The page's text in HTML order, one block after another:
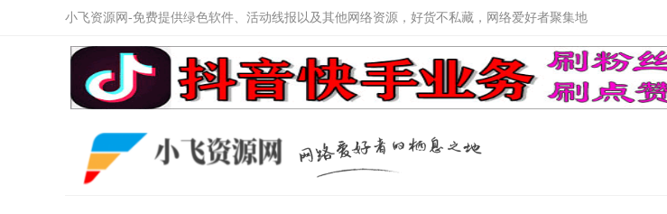
小飞资源网-免费提供绿色软件、活动线报以及其他网络资源，好货不私藏，网络爱好者聚集地